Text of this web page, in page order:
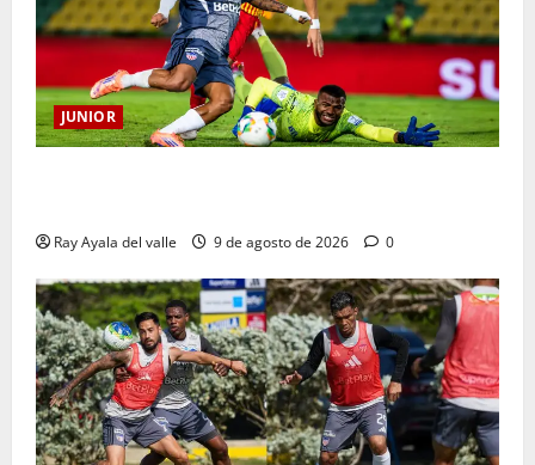
JUNIOR
Ray Ayala del valle 9 de agosto de 2026 0